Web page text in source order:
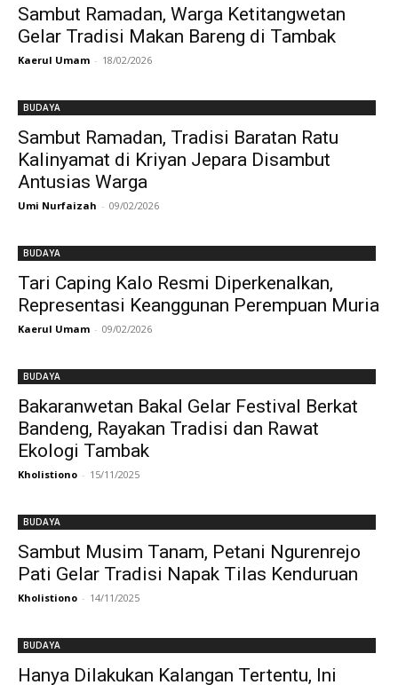
Sambut Ramadan, Warga Ketitangwetan
Gelar Tradisi Makan Bareng di Tambak
Kaerul Umam - 18/02/2026
BUDAYA
Sambut Ramadan, Tradisi Baratan Ratu
Kalinyamat di Kriyan Jepara Disambut
Antusias Warga
Umi Nurfaizah - 09/02/2026
BUDAYA
Tari Caping Kalo Resmi Diperkenalkan,
Representasi Keanggunan Perempuan Muria
Kaerul Umam - 09/02/2026
BUDAYA
Bakaranwetan Bakal Gelar Festival Berkat
Bandeng, Rayakan Tradisi dan Rawat
Ekologi Tambak
Kholistiono - 15/11/2025
BUDAYA
Sambut Musim Tanam, Petani Ngurenrejo
Pati Gelar Tradisi Napak Tilas Kenduruan
Kholistiono - 14/11/2025
BUDAYA
Hanya Dilakukan Kalangan Tertentu, Ini